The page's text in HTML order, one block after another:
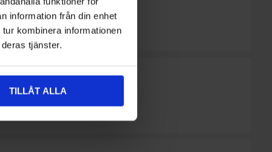
information från din enhet
kombinera informationen
tjänster.
TILLÅT ALLA